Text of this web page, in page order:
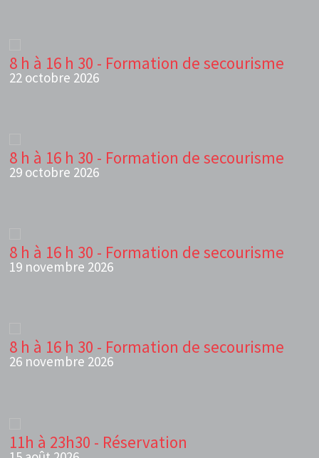
8 h à 16 h 30 - Formation de secourisme
22 octobre 2026
8 h à 16 h 30 - Formation de secourisme
29 octobre 2026
8 h à 16 h 30 - Formation de secourisme
19 novembre 2026
8 h à 16 h 30 - Formation de secourisme
26 novembre 2026
11h à 23h30 - Réservation